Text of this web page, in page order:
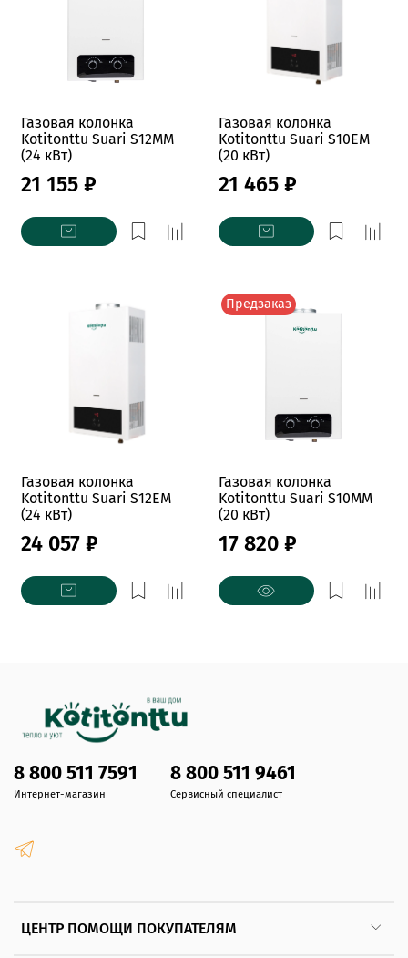
Газовая колонка
Kotitonttu Suari S12MM
(24 кВт)
21 155 ₽
Газовая колонка
Kotitonttu Suari S10EM
(20 кВт)
21 465 ₽
Газовая колонка
Kotitonttu Suari S12EM
(24 кВт)
24 057 ₽
Предзаказ
Газовая колонка
Kotitonttu Suari S10MM
(20 кВт)
17 820 ₽
ЦЕНТР ПОМОЩИ ПОКУПАТЕЛЯМ
8 800 511 7591
Интернет-магазин
8 800 511 9461
Сервисный специалист